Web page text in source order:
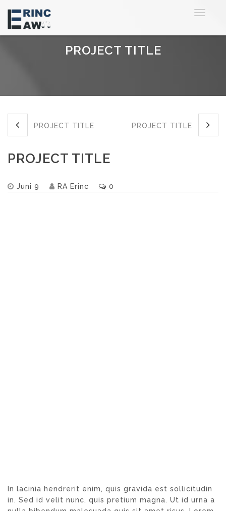
Toggle
PROJECT TITLE
PROJECT TITLE PROJECT TITLE
PROJECT TITLE
Juni 9 RA Erinc 0
In lacinia hendrerit enim, quis gravida est sollicitudin
in. Sed id velit nunc, quis pretium magna. Ut id urna a